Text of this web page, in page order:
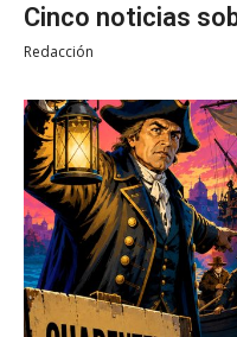
Cinco noticias
Redacción